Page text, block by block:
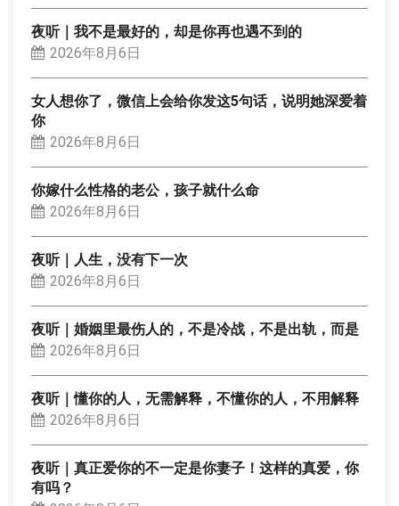
夜听｜我不是最好的，却是你再也遇不到的
2026年8月6日
女人想你了，微信上会给你发这5句话，说明她深爱着
你
2026年8月6日
你嫁什么性格的老公，孩子就什么命
2026年8月6日
夜听｜人生，没有下一次
2026年8月6日
夜听｜婚姻里最伤人的，不是冷战，不是出轨，而是
2026年8月6日
夜听｜懂你的人，无需解释，不懂你的人，不用解释
2026年8月6日
夜听｜真正爱你的不一定是你妻子！这样的真爱，你
有吗？